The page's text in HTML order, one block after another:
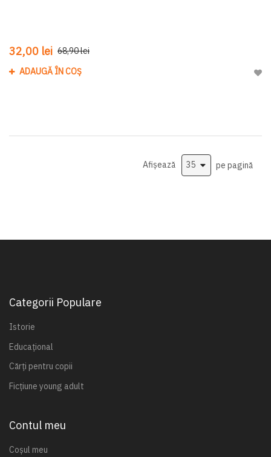
32,00 lei 68,90 lei
ADAUGĂ ÎN COȘ
Afișează pe pagină
Categorii Populare
Istorie
Educațional
Cărți pentru copii
Ficțiune young adult
Contul meu
Coșul meu